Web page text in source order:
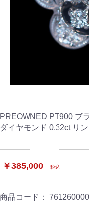
PREOWNED PT900 ブ
ダイヤモンド 0.32ct リ
￥385,000 税込
商品コード：